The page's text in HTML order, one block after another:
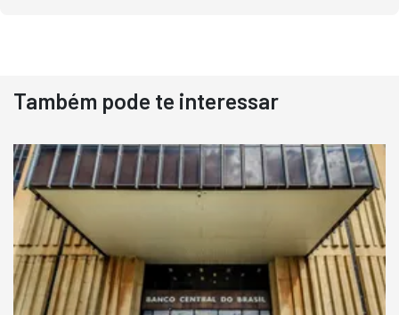
Também pode te interessar